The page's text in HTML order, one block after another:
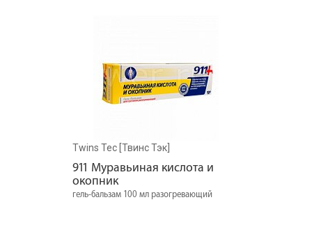
Twins Tec [Твинс Тэк]
911 Муравьиная кислота и
окопник
гель-бальзам 100 мл разогревающий